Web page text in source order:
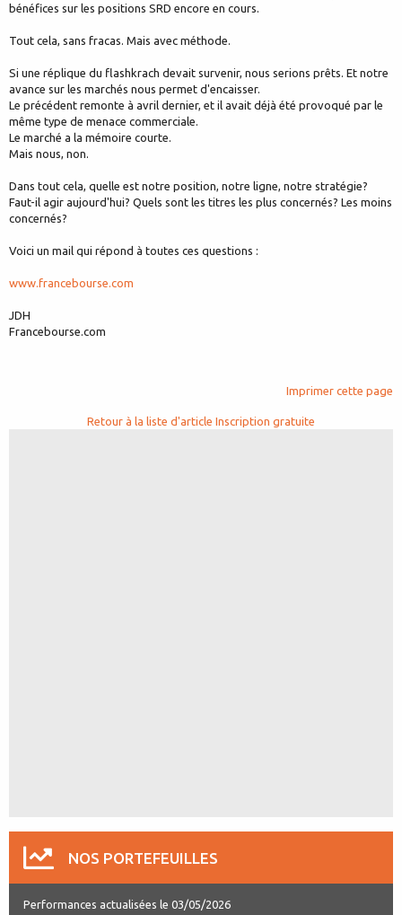
bénéfices sur les positions SRD encore en cours.
Tout cela, sans fracas. Mais avec méthode.
Si une réplique du flashkrach devait survenir, nous serions prêts. Et notre
avance sur les marchés nous permet d'encaisser.
Le précédent remonte à avril dernier, et il avait déjà été provoqué par le
même type de menace commerciale.
Le marché a la mémoire courte.
Mais nous, non.
Dans tout cela, quelle est notre position, notre ligne, notre stratégie?
Faut-il agir aujourd'hui? Quels sont les titres les plus concernés? Les moins
concernés?
Voici un mail qui répond à toutes ces questions :
www.francebourse.com
JDH
Francebourse.com
Imprimer cette page
Retour à la liste d'article Inscription gratuite
NOS PORTEFEUILLES
Performances actualisées le 03/05/2026